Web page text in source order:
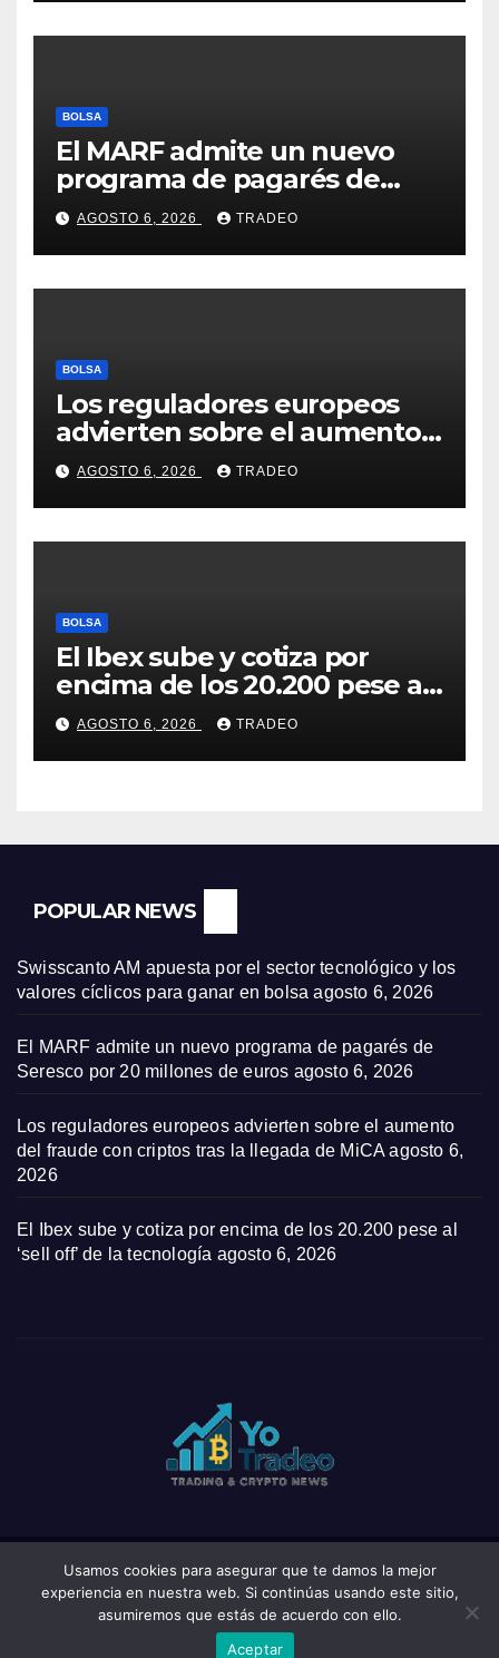
BOLSA
El MARF admite un nuevo
programa de pagarés de
Seresco por 20 millones de
euros
AGOSTO 6, 2026 TRADEO
BOLSA
Los reguladores europeos
advierten sobre el aumento
del fraude con criptos tras la
llegada de MiCA
AGOSTO 6, 2026 TRADEO
BOLSA
El Ibex sube y cotiza por
encima de los 20.200 pese al
‘sell off’ de la tecnología
AGOSTO 6, 2026 TRADEO
POPULAR NEWS
Swisscanto AM apuesta por el sector tecnológico y los
valores cíclicos para ganar en bolsa agosto 6, 2026
El MARF admite un nuevo programa de pagarés de
Seresco por 20 millones de euros agosto 6, 2026
Los reguladores europeos advierten sobre el aumento
del fraude con criptos tras la llegada de MiCA agosto 6,
2026
El Ibex sube y cotiza por encima de los 20.200 pese al
‘sell off’ de la tecnología agosto 6, 2026
Funciona gracias a WordPress|Tema: News Click deThemeansar
Privacy Policy Wishlist
Usamos cookies para asegurar que te damos la mejor
experiencia en nuestra web. Si continúas usando este sitio,
asumiremos que estás de acuerdo con ello.
Aceptar